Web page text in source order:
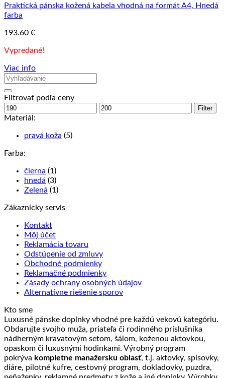
Praktická pánska kožená kabela vhodná na formát A4, Hnedá
farba
193.60 €
Vypredané!
Viac info
Filtrovať podľa ceny
Minimálna
cena
Maximálna
Filter
Materiál:
pravá koža (5)
Farba:
čierna (1)
hnedá (3)
Zelená (1)
Zákaznícky servis
Kontakt
Môj účet
Reklamácia tovaru
Odstúpenie od zmluvy
Obchodné podmienky
Reklamačné podmienky
Zásady ochrany osobných údajov
Alternatívne riešenie sporov
Kto sme
Luxusné pánske doplnky vhodné pre každú vekovú kategóriu.
Obdarujte svojho muža, priateľa či rodinného príslušníka
nádherným kravatovým setom, šálom, koženou aktovkou,
opaskom či luxusnými hodinkami. Výrobný program
pokrýva kompletne manažersku oblasť, t.j. aktovky, spisovky,
diáre, pilotné kufre, cestovný program, dokladovky, puzdra,